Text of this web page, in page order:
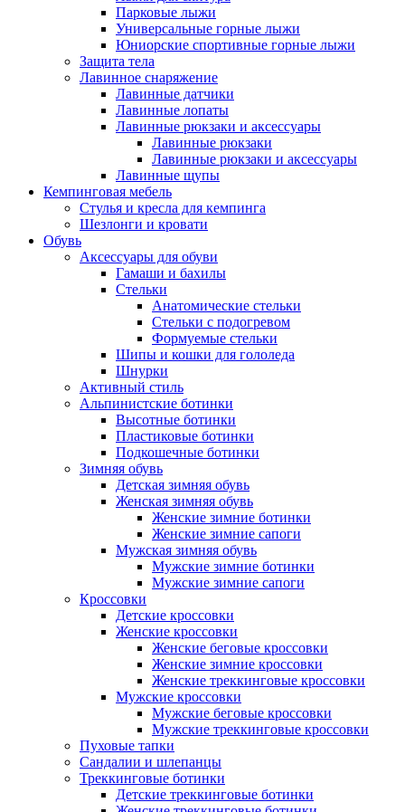
Парковые лыжи
Универсальные горные лыжи
Юниорские спортивные горные лыжи
Защита тела
Лавинное снаряжение
Лавинные датчики
Лавинные лопаты
Лавинные рюкзаки и аксессуары
Лавинные рюкзаки
Лавинные рюкзаки и аксессуары
Лавинные щупы
Кемпинговая мебель
Стулья и кресла для кемпинга
Шезлонги и кровати
Обувь
Аксессуары для обуви
Гамаши и бахилы
Стельки
Анатомические стельки
Стельки с подогревом
Формуемые стельки
Шипы и кошки для гололеда
Шнурки
Активный стиль
Альпинистские ботинки
Высотные ботинки
Пластиковые ботинки
Подкошечные ботинки
Зимняя обувь
Детская зимняя обувь
Женская зимняя обувь
Женские зимние ботинки
Женские зимние сапоги
Мужская зимняя обувь
Мужские зимние ботинки
Мужские зимние сапоги
Кроссовки
Детские кроссовки
Женские кроссовки
Женские беговые кроссовки
Женские зимние кроссовки
Женские треккинговые кроссовки
Мужские кроссовки
Мужские беговые кроссовки
Мужские треккинговые кроссовки
Пуховые тапки
Сандалии и шлепанцы
Треккинговые ботинки
Детские треккинговые ботинки